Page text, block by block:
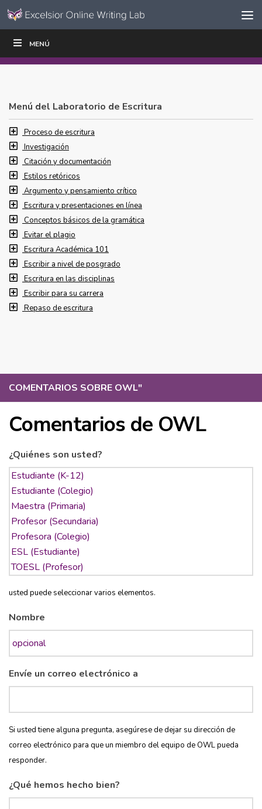
Ir al contenido
navegación
MENÚ
COMENTARIOS SOBRE OWL"
Comentarios de OWL
¿Quiénes son usted?
usted puede seleccionar varios elementos.
Nombre
Envíe un correo electrónico a
Si usted tiene alguna pregunta, asegúrese de dejar su dirección de
correo electrónico para que un miembro del equipo de OWL pueda
responder.
¿Qué hemos hecho bien?
ESCRIBIR
Menú del Laboratorio de Escritura
Proceso de escritura
Investigación
Citación y documentación
Estilos retóricos
Argumento y pensamiento crítico
Escritura y presentaciones en línea
Conceptos básicos de la gramática
Evitar el plagio
Escritura Académica 101
Escribir a nivel de posgrado
Escritura en las disciplinas
Escribir para su carrera
Repaso de escritura